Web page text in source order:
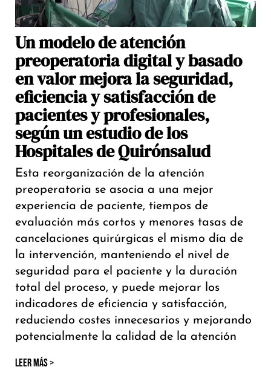
Un modelo de atención
preoperatoria digital y basado
en valor mejora la seguridad,
eficiencia y satisfacción de
pacientes y profesionales,
según un estudio de los
Hospitales de Quirónsalud
Esta reorganización de la atención
preoperatoria se asocia a una mejor
experiencia de paciente, tiempos de
evaluación más cortos y menores tasas de
cancelaciones quirúrgicas el mismo día de
la intervención, manteniendo el nivel de
seguridad para el paciente y la duración
total del proceso, y puede mejorar los
indicadores de eficiencia y satisfacción,
reduciendo costes innecesarios y mejorando
potencialmente la calidad de la atención
LEER MÁS >